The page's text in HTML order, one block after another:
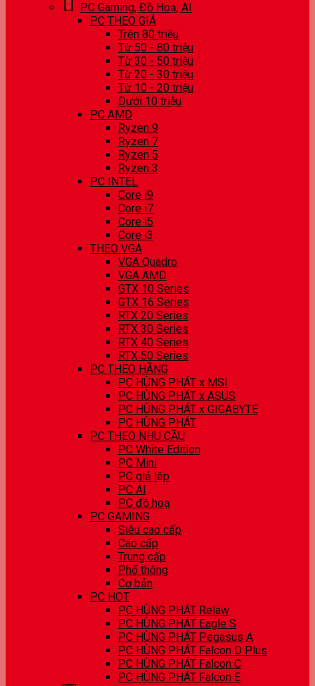
PC Gaming, Đồ Hoạ, AI
PC THEO GIÁ
Trên 80 triệu
Từ 50 - 80 triệu
Từ 30 - 50 triệu
Từ 20 - 30 triệu
Từ 10 - 20 triệu
Dưới 10 triệu
PC AMD
Ryzen 9
Ryzen 7
Ryzen 5
Ryzen 3
PC INTEL
Core i9
Core i7
Core i5
Core i3
THEO VGA
VGA Quadro
VGA AMD
GTX 10 Series
GTX 16 Series
RTX 20 Series
RTX 30 Series
RTX 40 Series
RTX 50 Series
PC THEO HÃNG
PC HÙNG PHÁT x MSI
PC HÙNG PHÁT x ASUS
PC HÙNG PHÁT x GIGABYTE
PC HÙNG PHÁT
PC THEO NHU CẦU
PC White Edition
PC Mini
PC giả lập
PC AI
PC đồ hoạ
PC GAMING
Siêu cao cấp
Cao cấp
Trung cấp
Phổ thông
Cơ bản
PC HOT
PC HÙNG PHÁT Relaw
PC HÙNG PHÁT Eagle S
PC HÙNG PHÁT Pegasus A
PC HÙNG PHÁT Falcon D Plus
PC HÙNG PHÁT Falcon C
PC HÙNG PHÁT Falcon E